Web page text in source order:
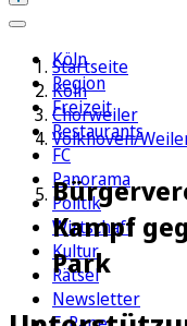
Köln
Region
Freizeit
Restaurants
FC
Panorama
Politik
Wirtschaft
Kultur
Rätsel
Newsletter
Startseite
Köln
Chorweiler
Volkhoven/
Kampf
Park